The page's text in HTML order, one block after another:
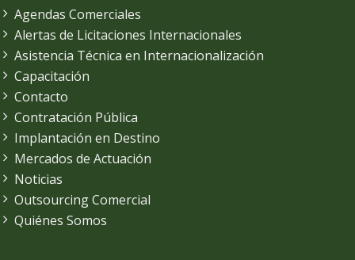
Agendas Comerciales
Alertas de Licitaciones Internacionales
Asistencia Técnica en Internacionalización
Capacitación
Contacto
Contratación Pública
Implantación en Destino
Mercados de Actuación
Noticias
Outsourcing Comercial
Quiénes Somos